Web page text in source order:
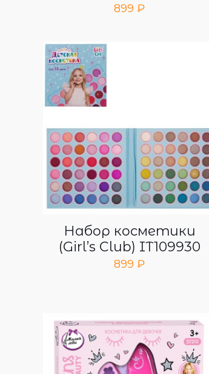
899 ₽
Набор косметики
(Girl’s Club) IT109930
899 ₽